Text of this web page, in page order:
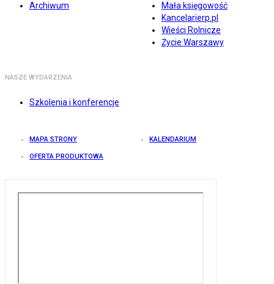
Archiwum
Mała księgowość
Kancelarierp.pl
Wieści Rolnicze
Życie Warszawy
NASZE WYDARZENIA
Szkolenia i konferencje
MAPA STRONY KALENDARIUM
OFERTA PRODUKTOWA